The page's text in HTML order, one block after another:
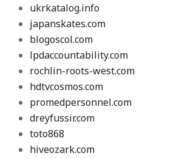
ukrkatalog.info
japanskates.com
blogoscol.com
lpdaccountability.com
rochlin-roots-west.com
hdtvcosmos.com
promedpersonnel.com
dreyfussir.com
toto868
hiveozark.com